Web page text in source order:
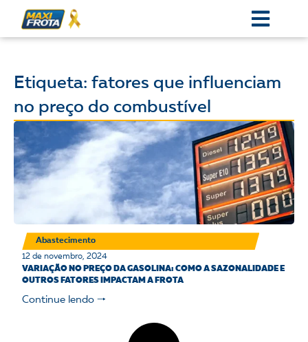
Etiqueta: fatores que influenciam
no preço do combustível
Abastecimento
12 de novembro, 2024
VARIAÇÃO NO PREÇO DA GASOLINA: COMO A SAZONALIDADE E
OUTROS FATORES IMPACTAM A FROTA
Continue lendo 🠒